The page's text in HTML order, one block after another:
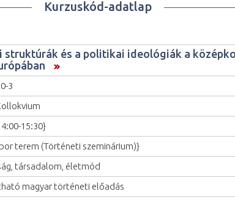
Kurzuskód-adatlap
struktúrák és a politikai ideológiák a
3
15:30}
terem (Történeti szeminárium)}
társadalom, életmód
magyar történeti előadás